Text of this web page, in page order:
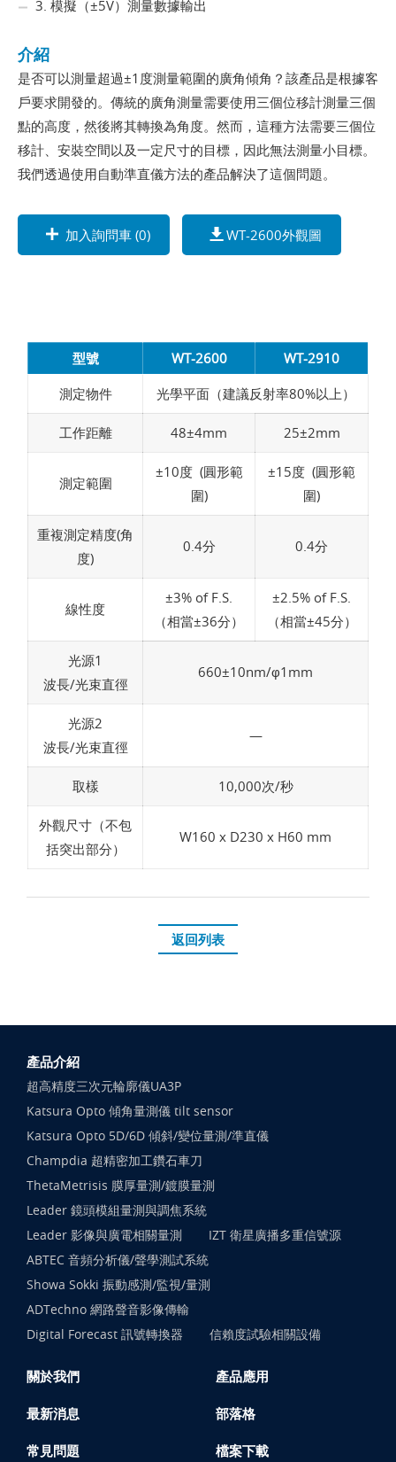
3. 模擬（±5V）測量數據輸出
介紹
是否可以測量超過±1度測量範圍的廣角傾角？該產品是根據客
戶要求開發的。傳統的廣角測量需要使用三個位移計測量三個
點的高度，然後將其轉換為角度。然而，這種方法需要三個位
移計、安裝空間以及一定尺寸的目標，因此無法測量小目標。
我們透過使用自動準直儀方法的產品解決了這個問題。
加入詢問車 (0) WT-2600外觀圖
型號 WT-2600
WT-2910
測定物件
光學平面（建議反射率80%以上）
工作距離 48±4mm 25±2mm
測定範圍
±10度 (圓形範
圍)
±15度 (圓形範
圍)
重複測定精度(角
度)
0.4分 0.4分
線性度
±3% of F.S.
（相當±36分）
±2.5% of F.S.
（相當±45分）
光源1
波長/光束直徑
660±10nm/φ1mm
光源2
波長/光束直徑
—
取樣 10,000次/秒
外觀尺寸（不包
括突出部分）
W160 x D230 x H60 mm
返回列表
產品介紹
超高精度三次元輪廓儀UA3P
Katsura Opto 傾角量測儀 tilt sensor
Katsura Opto 5D/6D 傾斜/變位量測/準直儀
Champdia 超精密加工鑽石車刀
ThetaMetrisis 膜厚量測/鍍膜量測
Leader 鏡頭模組量測與調焦系統
Leader 影像與廣電相關量測
IZT 衛星廣播多重信號源
ABTEC 音頻分析儀/聲學測試系統
Showa Sokki 振動感測/監視/量測
ADTechno 網路聲音影像傳輸
Digital Forecast 訊號轉換器
信賴度試驗相關設備
關於我們 產品應用
最新消息 部落格
常見問題 檔案下載